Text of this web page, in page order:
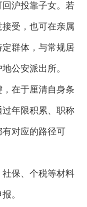
沪投靠子女。若
受，也可在亲属
群体，与常规居
公安派出所。
在于厘清自身条
年限积累、职称
对应的路径可
保、个税等材料
。